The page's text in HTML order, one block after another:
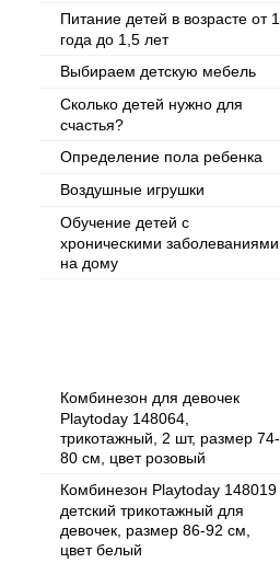
Питание детей в возрасте от 1
года до 1,5 лет
Выбираем детскую мебель
Сколько детей нужно для
счастья?
Определение пола ребенка
Воздушные игрушки
Обучение детей с
хроническими заболеваниями
на дому
Комбинезон для девочек
Playtoday 148064,
трикотажный, 2 шт, размер 74-
80 см, цвет розовый
Комбинезон Playtoday 148019
детский трикотажный для
девочек, размер 86-92 см,
цвет белый